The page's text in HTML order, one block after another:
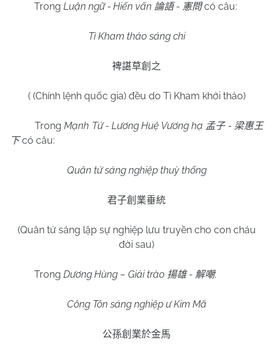
Trong Luận ngữ - Hiến vấn 論語- 憲問 có câu:
Tì Kham thảo sáng chi
裨諶草創之
( (Chính lệnh quốc gia) đều do Tì Kham khởi thảo)
TrongMạnh Tử - Lương Huệ Vương hạ 孟子- 梁惠王
下 có câu:
Quân tử sáng nghiệp thuỳ thống
君子創業垂統
(Quân tử sáng lập sự nghiệp lưu truyền cho con cháu
đời sau)
Trong Dương Hùng – Giải trào 揚雄- 解嘲:
Công Tôn sáng nghiệp ư Kim Mã
公孫創業於金馬